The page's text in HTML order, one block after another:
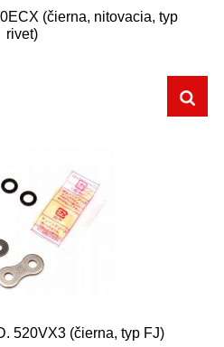
(čierna, nitovacia, typ
rivet)
520VX3 (čierna, typ FJ)